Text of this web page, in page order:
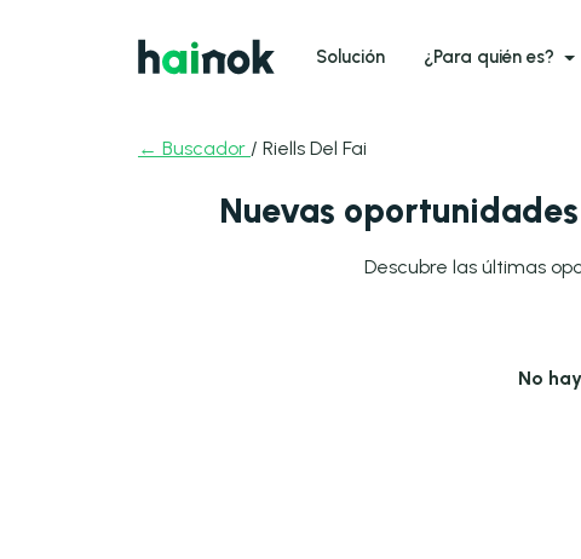
Solución ¿Para quién es?
← Buscador / Riells Del Fai
Nuevas
Descubre las últimas
No